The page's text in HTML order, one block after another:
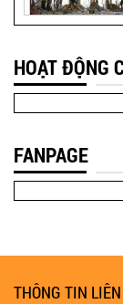
HOẠT ĐỘNG
FANPAGE
THÔNG TIN